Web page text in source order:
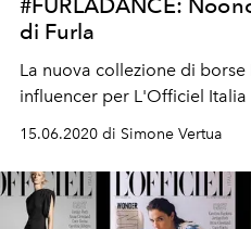
#FURLADANCE:
di Furla
La nuova collezione di
influencer per L'Officiel Italia
15.06.2020 di Simone Vertua